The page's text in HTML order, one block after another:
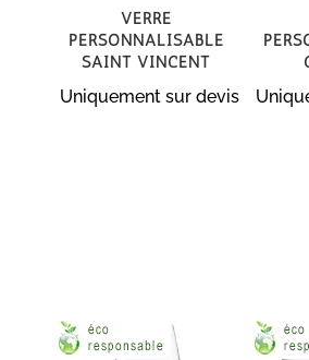
Verre
personnalisable
Saint Vincent
Uniquement sur devis